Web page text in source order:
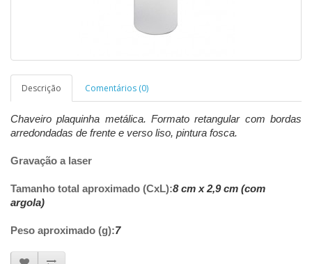
Descrição Comentários (0)
Chaveiro plaquinha metálica. Formato retangular com bordas
arredondadas de frente e verso liso, pintura fosca.
Gravação a laser
Tamanho total aproximado (CxL):8 cm x 2,9 cm (com
argola)
Peso aproximado (g):7